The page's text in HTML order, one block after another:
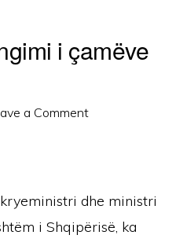
i çamëve
a Comment
dhe ministri
i Shqipërisë, ka